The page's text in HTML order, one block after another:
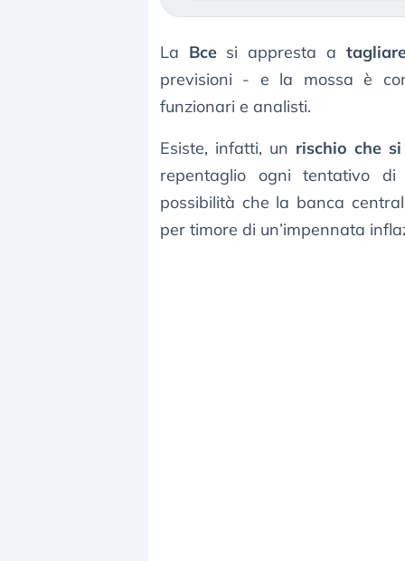
La Bcesi appresta a
previsioni - e la mossa è
funzionari e analisti.
Esiste, infatti, un rischio che
repentaglio ogni tentativo
possibilità che la banca
per timore di un’impennata